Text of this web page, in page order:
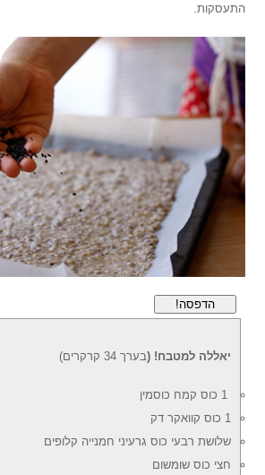
התעסקות.
הדפסה!
יאללה למטבח! (בערך 34 קרקרים)
1 כוס קמח כוסמין
1 כוס קוואקר דק
שלושת רבעי כוס גרעיני חמנייה קלופים
חצי כוס שומשום